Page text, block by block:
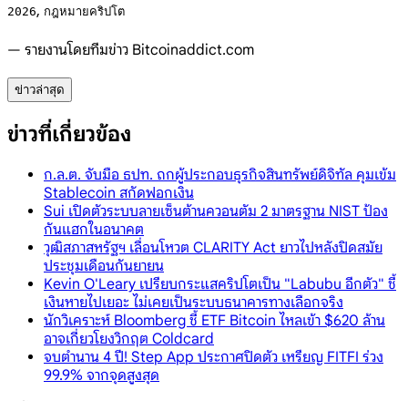
2026, กฎหมายคริปโต
— รายงานโดยทีมข่าว Bitcoinaddict.com
ข่าวล่าสุด
ข่าวที่เกี่ยวข้อง
ก.ล.ต. จับมือ ธปท. ถกผู้ประกอบธุรกิจสินทรัพย์ดิจิทัล คุมเข้ม
Stablecoin สกัดฟอกเงิน
Sui เปิดตัวระบบลายเซ็นต้านควอนตัม 2 มาตรฐาน NIST ป้อง
กันแฮกในอนาคต
วุฒิสภาสหรัฐฯ เลื่อนโหวต CLARITY Act ยาวไปหลังปิดสมัย
ประชุมเดือนกันยายน
Kevin O'Leary เปรียบกระแสคริปโตเป็น "Labubu อีกตัว" ชี้
เงินหายไปเยอะ ไม่เคยเป็นระบบธนาคารทางเลือกจริง
นักวิเคราะห์ Bloomberg ชี้ ETF Bitcoin ไหลเข้า $620 ล้าน
อาจเกี่ยวโยงวิกฤต Coldcard
จบตำนาน 4 ปี! Step App ประกาศปิดตัว เหรียญ FITFI ร่วง
99.9% จากจุดสูงสุด